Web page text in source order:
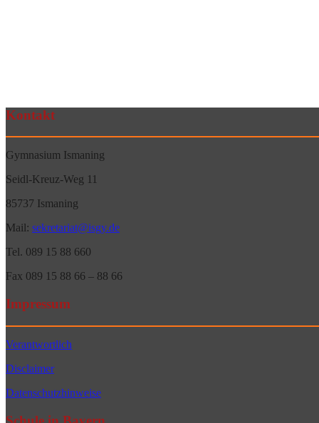
Kontakt
Gymnasium Ismaning
Seidl-Kreuz-Weg 11
85737 Ismaning
Mail: sekretariat@isgy.de
Tel. 089 15 88 660
Fax 089 15 88 66 – 88 66
Impressum
Verantwortlich
Disclaimer
Datenschutzhinweise